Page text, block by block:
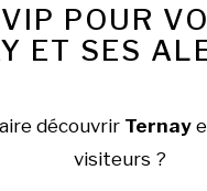
POUR
ET SES
découvrir Ternay
visiteurs ?